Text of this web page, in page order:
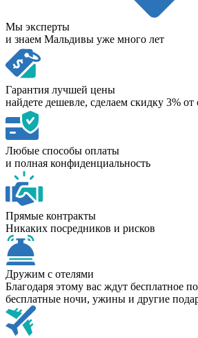
Мы эксперты
и знаем Мальдивы уже много лет
Гарантия лучшей цены
найдете дешевле, сделаем скидку 3% от
Любые способы оплаты
и полная конфиденциальность
Прямые контракты
Никаких посредников и рисков
Дружим с отелями
Благодаря этому вас ждут бесплатное
бесплатные ночи, ужины и другие